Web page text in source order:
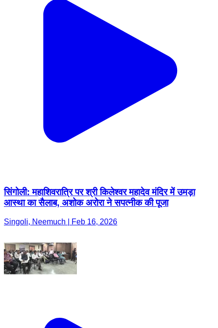
सिंगोली: महाशिवरात्रि पर श्री किलेश्वर महादेव मंदिर में उमड़ा
आस्था का सैलाब, अशोक अरोरा ने सपत्नीक की पूजा
Singoli, Neemuch | Feb 16, 2026